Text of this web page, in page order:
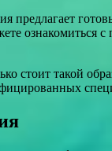
предлагает
ознакомиться
стоит такой